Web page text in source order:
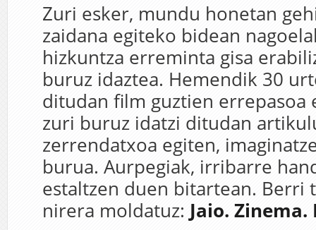
Zuri esker, mundu honetan
zaidana egiteko bidean
hizkuntza erreminta gisa
buruz idaztea. Hemendik 30
ditudan film guztien errepasoa
zuri buruz idatzi ditudan
zerrendatxoa egiten,
burua. Aurpegiak, irribarre
estaltzen duen bitartean. Berri
nirera moldatuz: Jaio. Zinema.